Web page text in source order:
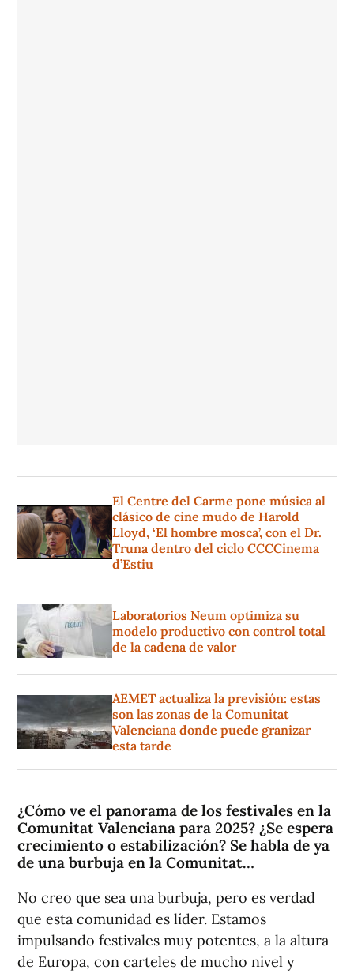
El Centre del Carme pone música al
clásico de cine mudo de Harold
Lloyd, ‘El hombre mosca’, con el Dr.
Truna dentro del ciclo CCCCinema
d’Estiu
Laboratorios Neum optimiza su
modelo productivo con control total
de la cadena de valor
AEMET actualiza la previsión: estas
son las zonas de la Comunitat
Valenciana donde puede granizar
esta tarde
¿Cómo ve el panorama de los festivales en la
Comunitat Valenciana para 2025? ¿Se espera
crecimiento o estabilización? Se habla de ya
de una burbuja en la Comunitat…
No creo que sea una burbuja, pero es verdad
que esta comunidad es líder. Estamos
impulsando festivales muy potentes, a la altura
de Europa, con carteles de mucho nivel y